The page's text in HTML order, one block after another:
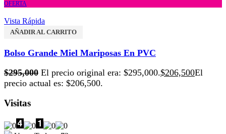
OFERTA
Vista Rápida
AÑADIR AL CARRITO
Bolso Grande Miel Mariposas En PVC
$295,000 El precio original era: $295,000.$206,500El
precio actual es: $206,500.
Visitas